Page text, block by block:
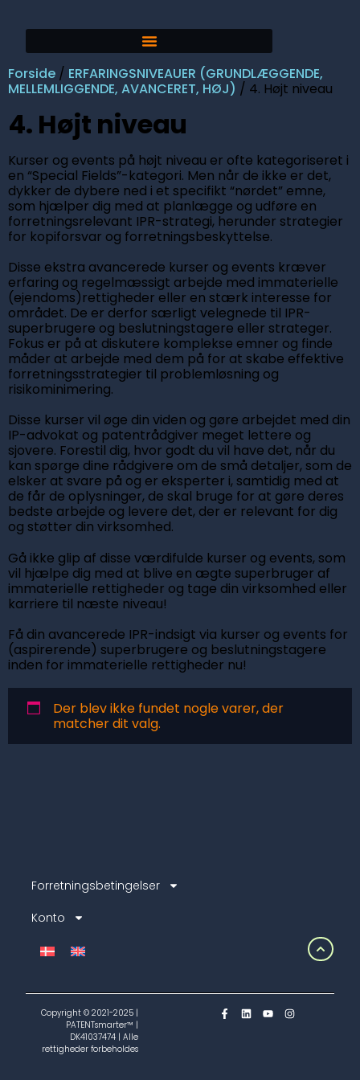
Forside / ERFARINGSNIVEAUER (GRUNDLÆGGENDE,
MELLEMLIGGENDE, AVANCERET, HØJ) / 4. Højt niveau
4. Højt niveau
Kurser og events på højt niveau er ofte kategoriseret i
en “Special Fields”-kategori. Men når de ikke er det,
dykker de dybere ned i et specifikt “nørdet” emne,
som hjælper dig med at planlægge og udføre en
forretningsrelevant IPR-strategi, herunder strategier
for kopiforsvar og forretningsbeskyttelse.
Disse ekstra avancerede kurser og events kræver
erfaring og regelmæssigt arbejde med immaterielle
(ejendoms)rettigheder eller en stærk interesse for
området. De er derfor særligt velegnede til IPR-
superbrugere og beslutningstagere eller strateger.
Fokus er på at diskutere komplekse emner og finde
måder at arbejde med dem på for at skabe effektive
forretningsstrategier til problemløsning og
risikominimering.
Disse kurser vil øge din viden og gøre arbejdet med din
IP-advokat og patentrådgiver meget lettere og
sjovere. Forestil dig, hvor godt du vil have det, når du
kan spørge dine rådgivere om de små detaljer, som de
elsker at svare på og er eksperter i, samtidig med at
de får de oplysninger, de skal bruge for at gøre deres
bedste arbejde og levere det, der er relevant for dig
og støtter din virksomhed.
Gå ikke glip af disse værdifulde kurser og events, som
vil hjælpe dig med at blive en ægte superbruger af
immaterielle rettigheder og tage din virksomhed eller
karriere til næste niveau!
Få din avancerede IPR-indsigt via kurser og events for
(aspirerende) superbrugere og beslutningstagere
inden for immaterielle rettigheder nu!
Der blev ikke fundet nogle varer, der
matcher dit valg.
Forretningsbetingelser
Konto
Copyright © 2021-2025 |
PATENTsmarter™ |
DK41037474 | Alle
rettigheder forbeholdes